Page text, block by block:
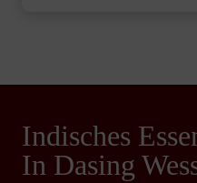
Indisches
In Dasing